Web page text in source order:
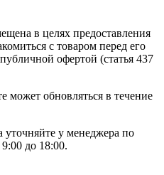
в целях предоставления
с товаром перед его
офертой (статья 437
может обновляться в течение
у менеджера по
до 18:00.